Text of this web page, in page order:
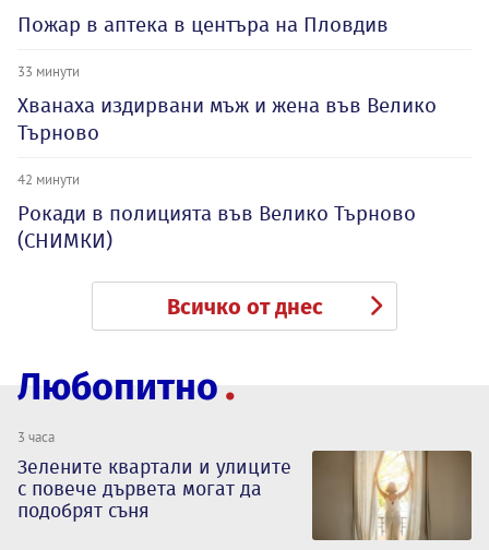
Пожар в аптека в центъра на Пловдив
33 минути
Хванаха издирвани мъж и жена във Велико
Търново
42 минути
Рокади в полицията във Велико Търново
(СНИМКИ)
Всичко от днес
Любопитно
3 часа
Зелените квартали и улиците
с повече дървета могат да
подобрят съня